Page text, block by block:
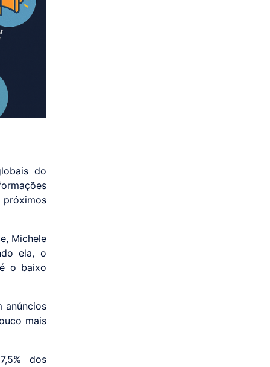
do
Michele
ela, o
o baixo
anúncios
mais
dos